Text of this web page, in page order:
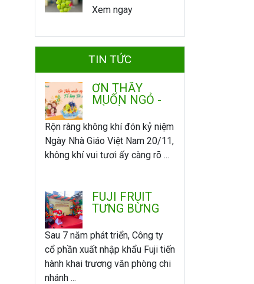
Xem ngay
TIN TỨC
ƠN THẦY
MUỐN NGỎ -
ÂN
Rộn ràng không khí đón kỷ niệm
Ngày Nhà Giáo Việt Nam 20/11,
không khí vui tươi ấy càng rõ ...
FUJI FRUIT
TƯNG BỪNG
VĂN PHÒNG -
CHI NHÁNH
MIỀN NAM
Sau 7 năm phát triển, Công ty
cổ phần xuất nhập khẩu Fuji tiến
hành khai trương văn phòng chi
nhánh ...